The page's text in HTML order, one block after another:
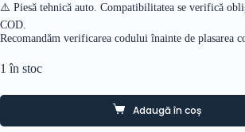
⚠️ Piesă tehnică auto. Compatibilitatea se verifică
COD.
Recomandăm verificarea codului înainte de plasarea
1 în stoc
Adaugă în coș